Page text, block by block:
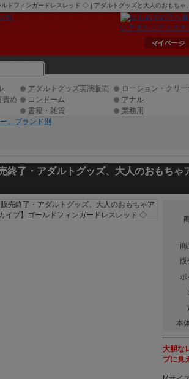
ドフィンガードレスレッド ◇ | アダルトグッズと大人のおもち
アダルトグッズ実演販売 ローション・クリー
責め
コンドーム アナル
書籍・雑貨
業務用
、ブランド別
終了・アダルトグッズ、大人のおもち
商
販
ポ
本
大胆な
ブに見